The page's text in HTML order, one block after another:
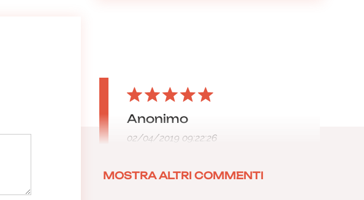
Anonimo
02/04/2019 09:22:26
MOSTRA ALTRI COMMENTI